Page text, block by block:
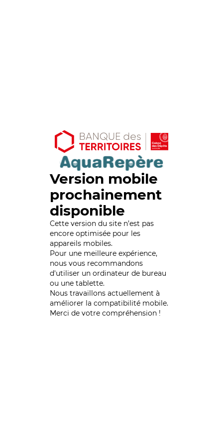
Version mobile
prochainement
disponible
Cette version du site n’est pas
encore optimisée pour les
appareils mobiles.
Pour une meilleure expérience,
nous vous recommandons
d'utiliser un ordinateur de bureau
ou une tablette.
Nous travaillons actuellement à
améliorer la compatibilité mobile.
Merci de votre compréhension !